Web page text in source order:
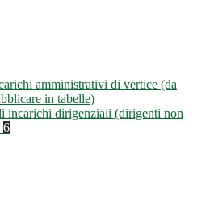
amministrativi di vertice (da
in tabelle)
incarichi dirigenziali (dirigenti non
6